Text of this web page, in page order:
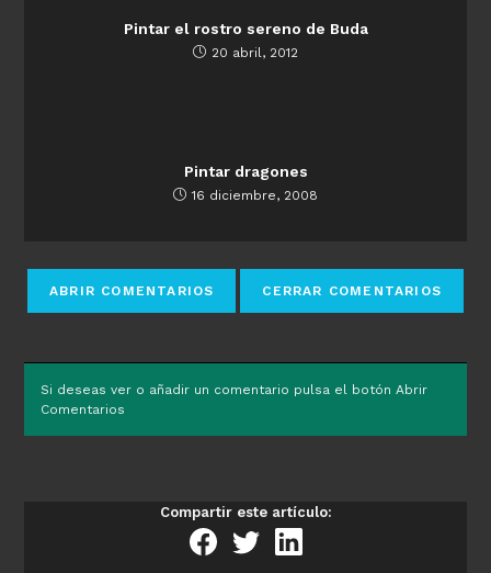
Pintar el rostro sereno de Buda
20 abril, 2012
Pintar dragones
16 diciembre, 2008
Si deseas ver o añadir un comentario pulsa el botón Abrir
Comentarios
Compartir este artículo: